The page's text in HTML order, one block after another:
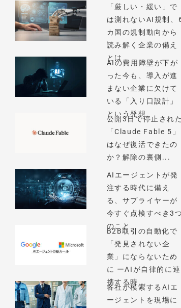
「厳しい・緩い」で
は測れないAI規制、
カ国の規制動向から
読み解く企業の備え
とは
AIの費用障壁が下が
った今も、導入が進
まない企業に欠けて
いる「入り口設計」
という発想
公開3日で停止された
「Claude Fable 5」
はなぜ復活できたの
か？解除の裏側...
AIエージェントが発
注する時代に備え
る、サプライヤーが
今すぐ点検すべき3つ
のこと
B2B取引の自動化で
「発見されない企
業」にならないため
に ーAIが自律的に連
携する時...
各社が模索するAIエ
ージェントを現場に